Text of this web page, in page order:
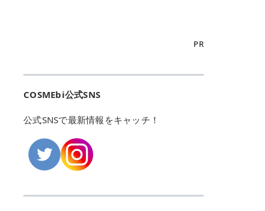
テンを含むにんじん由来成分で、乾
るQoo10での購入はこちら 5. ANU
グパッド 「うるおいを与えながら肌
のキメを整えるバランスケアパッ
で、肌にうるおいを与えながらキメ
を整え、すこやかな肌状態へ導くデ
イリーケアアイテムです。 *1 チャ
MEDIHEAL PDRNリフティングパッ
ンケート 対象期間：2024/12/11～2
谷、銀座など7院があり、どこも駅
21時まで開いているので、お仕事や
です。 ♡クイックプラン 時間をか
けてしっかり脱毛。割引制度や保証
サービスは充実！ 全身＋VIO 52,80
0円(税込) 5回コース 所要時間が60
分で完了 全身＋VIO＋顔 94,600円
(税込) 5回コース 36箇所の脱毛が可
ルは強い味方。北海道から沖縄まで
こも駅チカの好立地なんです。しか
い毎日でも無理なく予定に組み込め
なります）。 そして嬉しいのが、施
術室がカーテン仕切りではなくドア
付きの完全個室になっていること！
女性専用のプライベート空間なの
して施術を受けられます。 痛みに配
チュラルメイクなら「02 モモ」 自
トロベリーボンボン」 上品で落ち着
やすい万能カラーなら「05 フィグ
気カラーです。 韓国メイク・透明感
青みピンクが透明感を引き立てま
す。 イエベ春なら「07 フルーツオ
レ」 やわらかく可愛らしい印象に仕
ント処方のため、塗布後は色が定着
ある目もとをかなえる、フォルム整
ばゆく発色し、光の効果で目もとが
使用した方のクチコミ > 5 > 鮮やか
る目もとを作れるアイシャドウ♡ >
パウダータイプなのに粉っぽさがな
くぴたっと密着♡発色が良くて煌め
体感を出せます✨ > > カラーの名前
は、2,000万件を超える圧倒的なボ
能にあります。 自分の年齢や肌質
（乾燥肌・敏感肌など）、あるいは
に合わせてクチコミを絞り込めるた
め、自分に本当に合うコスメを失敗
せずに見つけられる美容の羅針盤と
スメアワード（ベスコス）」は、日
PR
COSMEbi公式SNS
公式SNSで最新情報をキャッチ！